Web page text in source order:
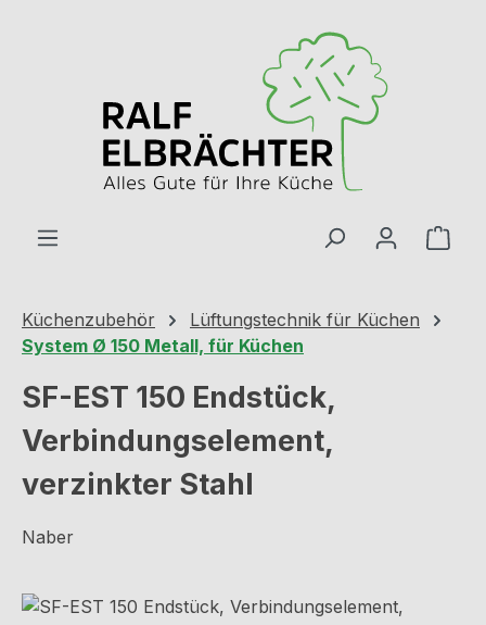
Küchenzubehör
Lüftungstechnik für Küchen
System Ø 150 Metall, für Küchen
SF-EST 150 Endstück,
Verbindungselement,
verzinkter Stahl
Naber
Bildergalerie überspringen